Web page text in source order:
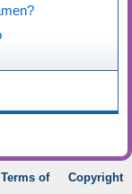
of
Copyright